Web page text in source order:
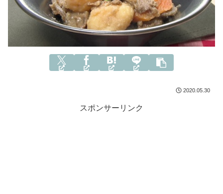
2020.05.30
スポンサーリンク